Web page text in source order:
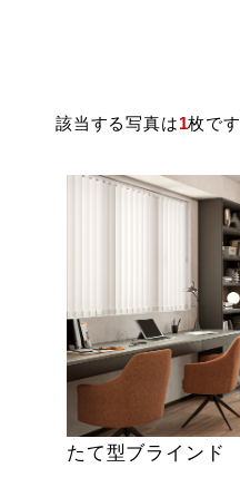
該当する写真は1枚です
たて型ブラインド